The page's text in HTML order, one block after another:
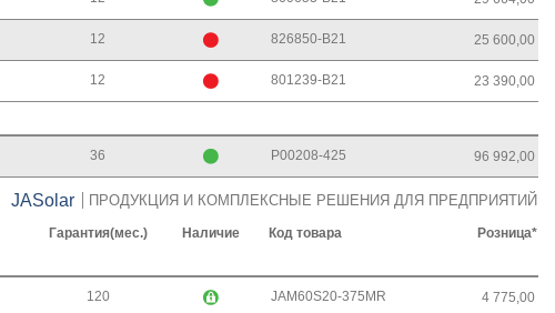
12 826850-B21 25 600,00
12 801239-B21 23 390,00
36 P00208-425 96 992,00
ПРОДУКЦИЯ И КОМПЛЕКСНЫЕ РЕШЕНИЯ ДЛЯ ПРЕДПРИЯТИЙ
JASolar
Гарантия(мес.) Наличие Код товара Розница*
120 JAM60S20-375MR 4 775,00